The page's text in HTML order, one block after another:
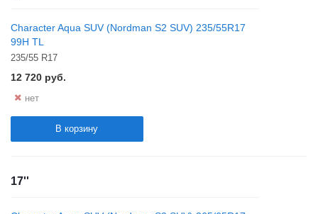
Character Aqua SUV (Nordman S2 SUV) 235/55R17
99H TL
235/55 R17
12 720 руб.
нет
В корзину
17''